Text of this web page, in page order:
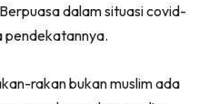
dalam situasi covid-
pendekatannya.
rakan bukan muslim ada